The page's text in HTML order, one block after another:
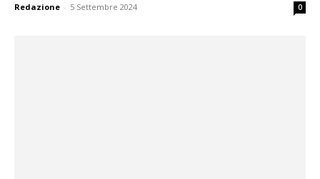
Redazione - 5 Settembre 2024 0